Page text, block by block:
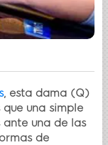
, esta dama (Q)
una simple
una de las
de